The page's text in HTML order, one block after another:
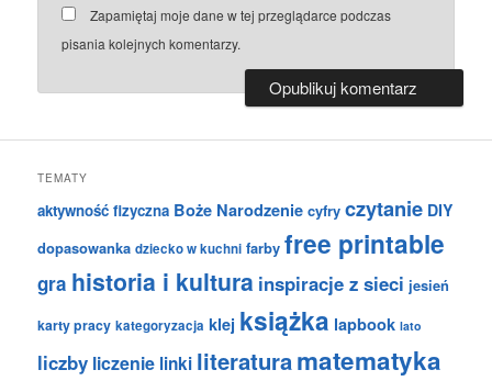
Zapamiętaj moje dane w tej przeglądarce podczas
pisania kolejnych komentarzy.
TEMATY
aktywność fizyczna Boże Narodzenie cyfry czytanie DIY
dopasowanka dziecko w kuchni farby free printable
gra historia i kultura inspiracje z sieci jesień
karty pracy kategoryzacja klej książka lapbook lato
liczby liczenie linki literaturamatematyka